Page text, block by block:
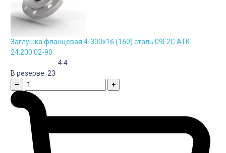
Заглушка фланцевая 4-300х16 (160) сталь 09Г2С АТК
24.200.02-90
4.4
В резерве: 23
–
+